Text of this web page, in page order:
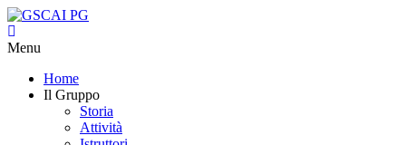
Menu
Home
Il Gruppo
Storia
Attività